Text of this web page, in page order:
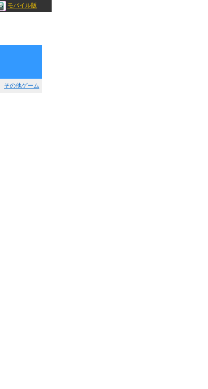
モバイル版
その他ゲーム